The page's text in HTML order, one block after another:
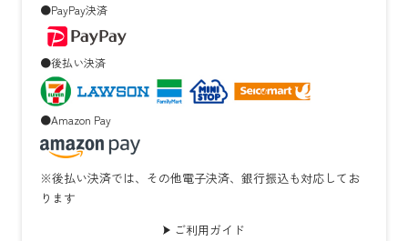
●PayPay決済
●後払い決済
●Amazon Pay
※後払い決済では、その他電子決済、銀行振込も対応してお
ります
ご利用ガイド